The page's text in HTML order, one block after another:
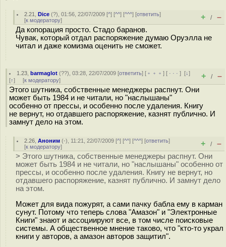
2.21 ,Dice (?), 01:56, 22/07/2009 [^] [^^] [^^^] [ответить]
[к модератору] + / –
Да копорация просто. Стадо баранов.
Чувак, который отдал распоряжение думаю Оруэлла не
читал и даже комизма оценить не сможет.
1.23 ,barmaglot (??), 03:28, 22/07/2009 [ответить] [ ﹢﹢﹢] [ · · ·][↓]
[↑] [к модератору] + / –
Этого шутника, собственные менеджеры распнут. Они
может быть 1984 и не читали, но "наслышаны"
особенно от прессы, и особенно после удаления. Книгу
не вернут, но отдавшего распоряжение, казнят публично. И
замнут дело на этом.
2.26 ,Аноним (-), 11:21, 22/07/2009 [^] [^^] [^^^] [ответить]
[к модератору] + / –
> Этого шутника, собственные менеджеры распнут. Они
может быть 1984 и не читали, но "наслышаны" особенно от
прессы, и особенно после удаления. Книгу не вернут, но
отдавшего распоряжение, казнят публично. И замнут дело
на этом.
Может для вида пожурят, а сами пачку бабла ему в карман
сунут. Потому что теперь слова "Амазон" и "Электронные
Книги" знают и ассоциируют все, в том числе поисковые
системы. А общественное мнение таково, что "кто-то украл
книги у авторов, а амазон авторов защитил".